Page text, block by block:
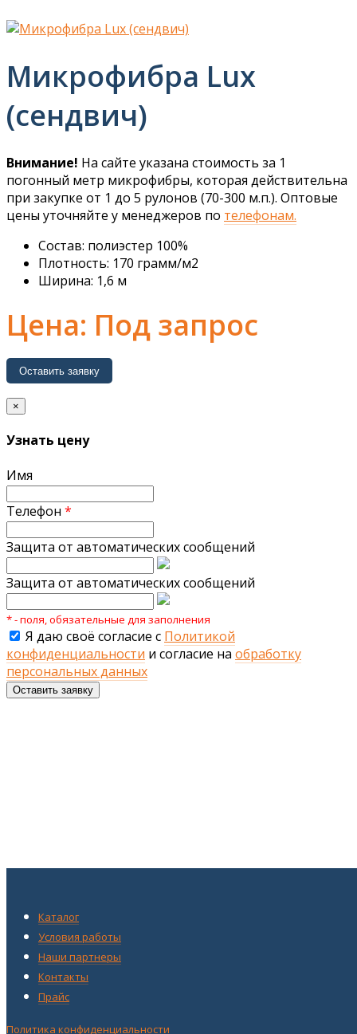
Микрофибра Lux
(сендвич)
Внимание! На сайте указана стоимость за 1
погонный метр микрофибры, которая действительна
при закупке от 1 до 5 рулонов (70-300 м.п.). Оптовые
цены уточняйте у менеджеров по телефонам.
Состав: полиэстер 100%
Плотность: 170 грамм/м2
Ширина: 1,6 м
Цена: Под запрос
Оставить заявку
×
Узнать цену
Имя
Телефон *
Защита от автоматических сообщений
Защита от автоматических сообщений
* - поля, обязательные для заполнения
Я даю своё согласие с Политикой
конфиденциальности и согласие на обработку
персональных данных
Каталог
Условия работы
Наши партнеры
Контакты
Прайс
Политика конфиденциальности